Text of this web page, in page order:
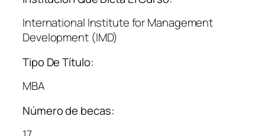
International Institute for Management
Development (IMD)
Tipo De Título:
MBA
Número de becas: